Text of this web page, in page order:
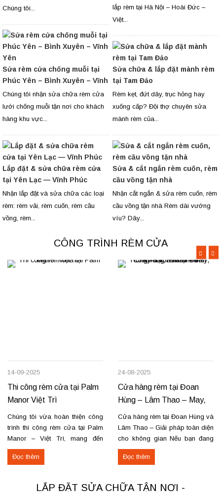
Chúng tôi...
lắp rèm tại Hà Nội – Hoài Đức –
Việt...
Sửa rèm cửa chống muỗi tại
Phúc Yên – Bình Xuyên – Vĩnh
Yên
Chúng tôi nhận sửa chữa rèm cửa
lưới chống muỗi tận nơi cho khách
hàng khu vực...
Sửa chữa & lắp đặt mành rèm
tại Tam Đảo
Rèm kẹt, đứt dây, trục hỏng hay
xuống cấp? Đội thợ chuyên sửa
mành rèm của...
Lắp đặt & sửa chữa rèm cửa
tại Yên Lạc — Vĩnh Phúc
Nhận lắp đặt và sửa chữa các loại
rèm: rèm vải, rèm cuốn, rèm cầu
vồng, rèm...
Sửa & cắt ngắn rèm cuốn, rèm
cầu vồng tận nhà
Nhận cắt ngắn & sửa rèm cuốn, rèm
cầu vồng tận nhà Rèm dài vướng
víu? Dây...
CÔNG TRÌNH RÈM CỬA
14-09-2025
Thi công rèm cửa tại Palm
Manor Việt Trì
Chúng tôi vừa hoàn thiện công
trình thi công rèm cửa tại Palm
Manor – Việt Trì, mang đến
không gian sang trọng và tiện
nghi cho các căn hộ cao cấp.
Rèm vải thô cao cấp may định
Đọc thêm
24-08-2025
Cửa hàng rèm tại Đoan
Hùng – Lâm Thao – May,
lắp đặt, sửa chữa
Cửa hàng rèm tại Đoan Hùng và
Lâm Thao – Giải pháp toàn diện
cho không gian Nếu bạn đang
tìm nơi may, lắp đặt rèm cửa
hoặc cần sửa chữa rèm hỏng tại
chúng tôi sẵn sàng đáp ứng với
Đọc thêm
LẮP ĐẶT SỬA CHỮA TẬN NƠI -